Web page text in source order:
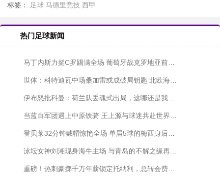
标签： 足球 马德里竞技 西甲
热门足球新闻
马丁内斯力挺C罗踢满全场 葡萄牙战克罗地亚前夕恰逢若塔忌辰
世体：科特迪瓦中场桑加雷或成破局钥匙 北欧海盗需警惕这堵"移动城墙"
伊布怒批科曼：荷兰队丢魂式出局，这哪还是我认识的橙衣军团？
当蓝白军团遇上中原铁骑 王上源与球迷共赴世界杯狂欢夜
登贝莱32分钟戴帽惊艳全场 单届5球的梅西身后藏着多少传奇？
泳坛女神刘湘现身海牛主场 与青岛的不解之缘再添新篇
重磅！热刺豪掷千万年薪锁定托纳利，总转会费或超1亿镑